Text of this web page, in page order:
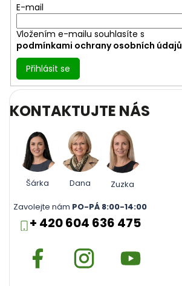
E-mail
Vložením e-mailu souhlasíte s
podmínkami ochrany osobních údajů
Přihlásit se
KONTAKTUJTE NÁS
Šárka Dana
Zuzka
Zavolejte nám PO-PÁ 8:00-14:00
+ 420 604 636 475